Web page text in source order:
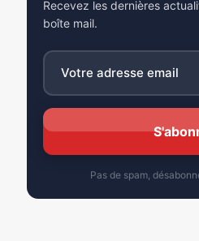
Recevez les dernières
boîte mail.
Pas de spam,